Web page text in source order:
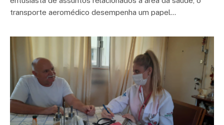
transporte aeromédico desempenha um papel…